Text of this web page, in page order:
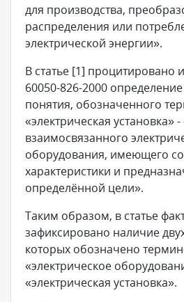
для производства,
распределения или
электрической энергии».
В статье [1] процитировано
60050-826-2000
понятия, обозначенного
«электрическая установка»
взаимосвязанного
оборудования, имеющего
характеристики и
определённой цели».
Таким образом, в статье
зафиксировано наличие
которых обозначено
«электрическое
«электрическая установка».